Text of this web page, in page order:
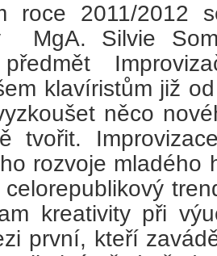
roce 2011/2012
MgA. Silvie
předmět
klavíristům již
něco
tvořit.
rozvoje mladého
kreativity při
první, kteří